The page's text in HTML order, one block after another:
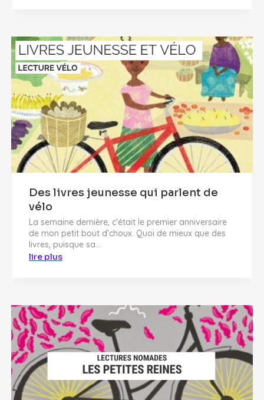
Des livres jeunesse qui parlent de
vélo
La semaine dernière, c'était le premier anniversaire
de mon petit bout d'choux. Quoi de mieux que des
livres, puisque sa...
lire plus